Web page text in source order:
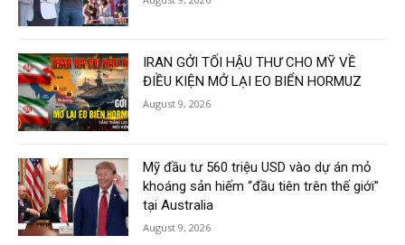
IRAN GỞI TỐI HẬU THƯ CHO MỸ VỀ
ĐIỀU KIỆN MỞ LẠI EO BIỂN HORMUZ
August 9, 2026
Mỹ đầu tư 560 triệu USD vào dự án mỏ
khoáng sản hiếm “đầu tiên trên thế giới”
tại Australia
August 9, 2026